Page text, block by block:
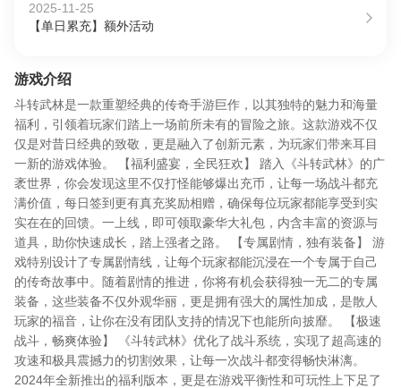
2025-11-25
【单日累充】额外活动
游戏介绍
斗转武林是一款重塑经典的传奇手游巨作，以其独特的魅力和海量
福利，引领着玩家们踏上一场前所未有的冒险之旅。这款游戏不仅
仅是对昔日经典的致敬，更是融入了创新元素，为玩家们带来耳目
一新的游戏体验。 【福利盛宴，全民狂欢】 踏入《斗转武林》的广
袤世界，你会发现这里不仅打怪能够爆出充币，让每一场战斗都充
满价值，每日签到更有真充奖励相赠，确保每位玩家都能享受到实
实在在的回馈。一上线，即可领取豪华大礼包，内含丰富的资源与
道具，助你快速成长，踏上强者之路。 【专属剧情，独有装备】 游
戏特别设计了专属剧情线，让每个玩家都能沉浸在一个专属于自己
的传奇故事中。随着剧情的推进，你将有机会获得独一无二的专属
装备，这些装备不仅外观华丽，更是拥有强大的属性加成，是散人
玩家的福音，让你在没有团队支持的情况下也能所向披靡。 【极速
战斗，畅爽体验】 《斗转武林》优化了战斗系统，实现了超高速的
攻速和极具震撼力的切割效果，让每一次战斗都变得畅快淋漓。
2024年全新推出的福利版本，更是在游戏平衡性和可玩性上下足了